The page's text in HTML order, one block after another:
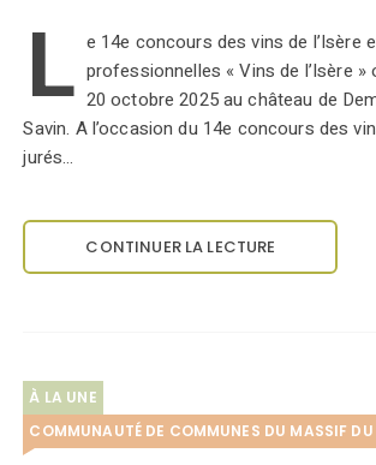
L e 14e concours des vins de l’Isère
professionnelles « Vins de l’Isère »
20 octobre 2025 au château de
Savin. A l’occasion du 14e concours des
jurés…
CONTINUER LA LECTURE
À LA UNE
COMMUNAUTÉ DE COMMUNES DU MASSIF DU